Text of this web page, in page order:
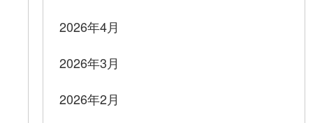
2026年4月
2026年3月
2026年2月